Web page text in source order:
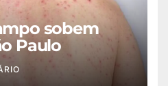
sobem
Paulo